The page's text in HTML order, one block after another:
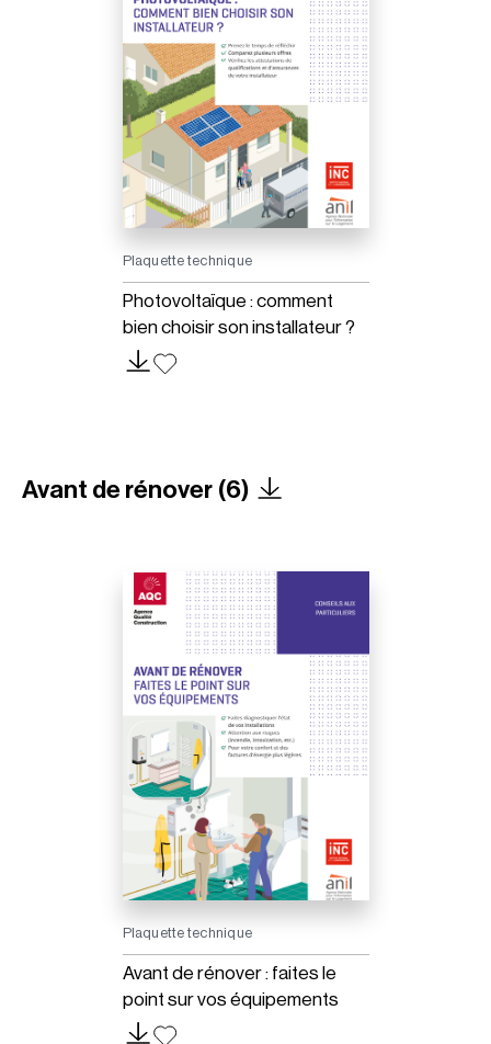
Plaquette technique
Photovoltaïque : comment
bien choisir son installateur ?
Avant de rénover (6)
Plaquette technique
Avant de rénover : faites le
point sur vos équipements